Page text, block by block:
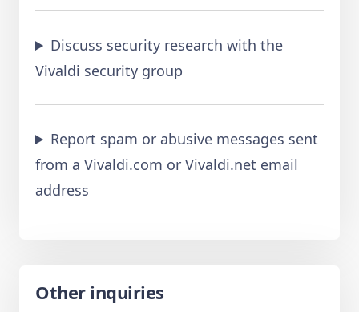
Discuss security research with the
Vivaldi security group
Report spam or abusive messages sent
from a Vivaldi.com or Vivaldi.net email
address
Other inquiries